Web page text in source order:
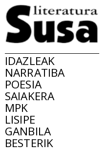
IDAZLEAK
NARRATIBA
POESIA
SAIAKERA
MPK
LISIPE
GANBILA
BESTERIK